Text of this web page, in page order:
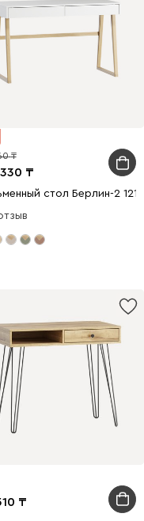
Дуб Золотистый/
стол Берлин-2